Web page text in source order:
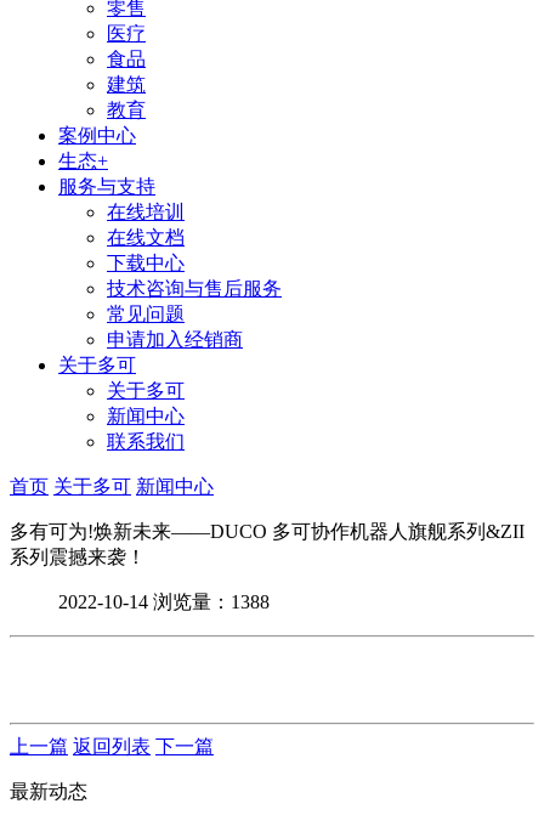
零售
医疗
食品
建筑
教育
案例中心
生态+
服务与支持
在线培训
在线文档
下载中心
技术咨询与售后服务
常见问题
申请加入经销商
关于多可
关于多可
新闻中心
联系我们
首页 关于多可 新闻中心
多有可为!焕新未来——DUCO 多可协作机器人旗舰系列&ZII
系列震撼来袭！
2022-10-14 浏览量：1388
上一篇 返回列表 下一篇
最新动态